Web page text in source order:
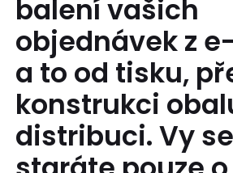
balení vašich
objednávek z
a to od tisku,
konstrukci
distribuci. Vy